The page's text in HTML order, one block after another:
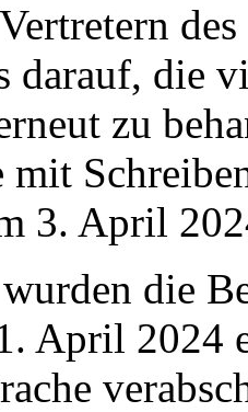
darauf, die
zu
mit
3. April
die
April 2024